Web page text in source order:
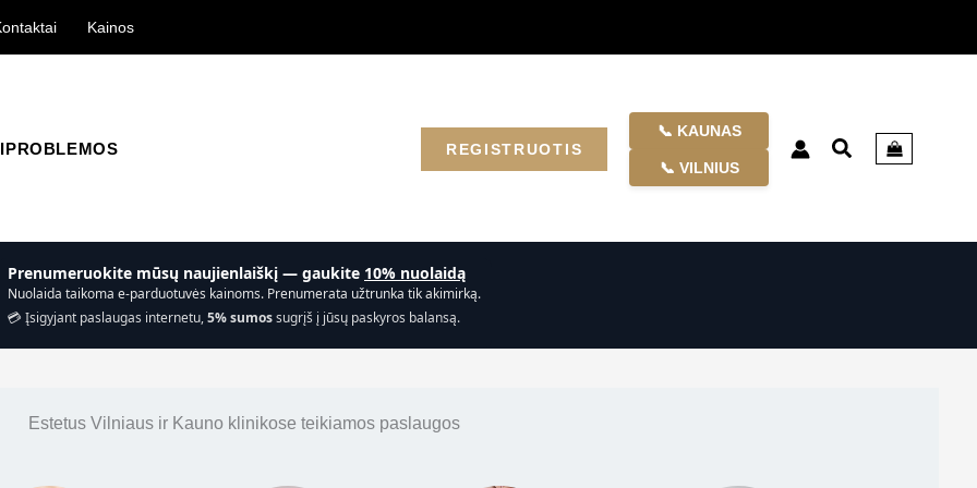
Kainos
PROBLEMOS REGISTRUOTIS
📞 KAUNAS
📞 VILNIUS
Prenumeruokite mūsų naujienlaiškį — gaukite 10% nuolaidą
Nuolaida taikoma e-parduotuvės kainoms. Prenumerata užtrunka tik akimirką.
💳 Įsigyjant paslaugas internetu,5% sumossugrįš į jūsų paskyros balansą.
Estetus Vilniaus ir Kauno klinikose teikiamos paslaugos